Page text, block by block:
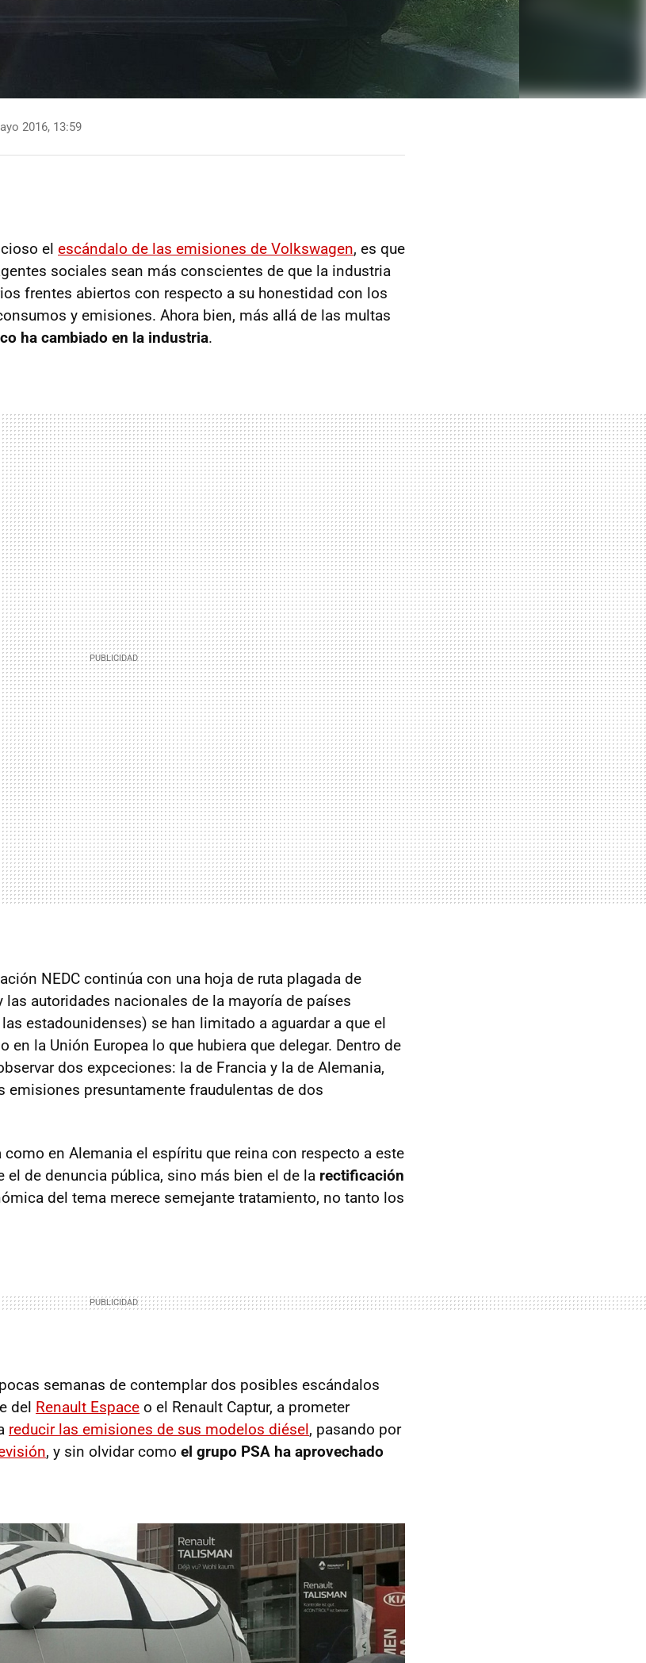
2016, 13:59
el escándalo de las emisiones de Volkswagen, es que
sociales sean más conscientes de que la industria
frentes abiertos con respecto a su honestidad con los
y emisiones. Ahora bien, más allá de las multas
ha cambiado en la industria.
NEDC continúa con una hoja de ruta plagada de
las autoridades nacionales de la mayoría de países
estadounidenses) se han limitado a aguardar a que el
en la Unión Europea lo que hubiera que delegar. Dentro de
dos expceciones: la de Francia y la de Alemania,
emisiones presuntamente fraudulentas de dos
como en Alemania el espíritu que reina con respecto a este
el de denuncia pública, sino más bien el de la rectificación
del tema merece semejante tratamiento, no tanto los
semanas de contemplar dos posibles escándalos
del Renault Espace o el Renault Captur, a prometer
reducir las emisiones de sus modelos diésel, pasando por
, y sin olvidar como el grupo PSA ha aprovechado